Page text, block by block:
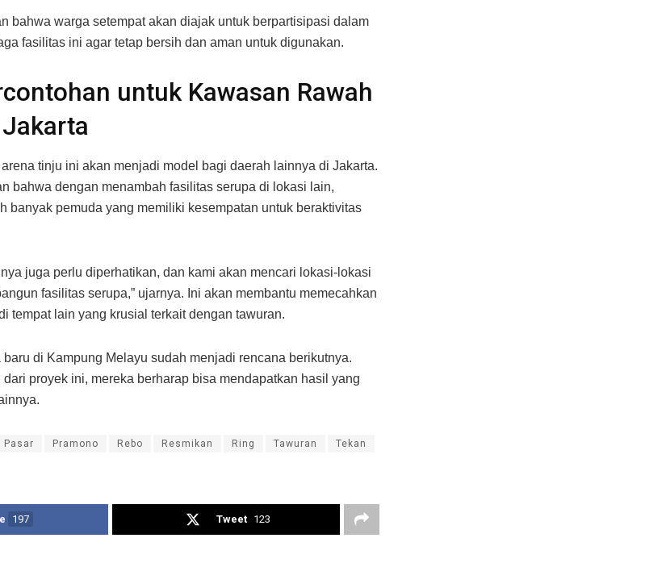
bahwa warga setempat akan diajak untuk berpartisipasi dalam
fasilitas ini agar tetap bersih dan aman untuk digunakan.
untuk Kawasan Rawah
tinju ini akan menjadi model bagi daerah lainnya di Jakarta.
bahwa dengan menambah fasilitas serupa di lokasi lain,
banyak pemuda yang memiliki kesempatan untuk beraktivitas
juga perlu diperhatikan, dan kami akan mencari lokasi-lokasi
fasilitas serupa,” ujarnya. Ini akan membantu memecahkan
tempat lain yang krusial terkait dengan tawuran.
di Kampung Melayu sudah menjadi rencana berikutnya.
proyek ini, mereka berharap bisa mendapatkan hasil yang
Pasar Pramono Rebo Resmikan Ring Tawuran Tekan
197 Tweet 123